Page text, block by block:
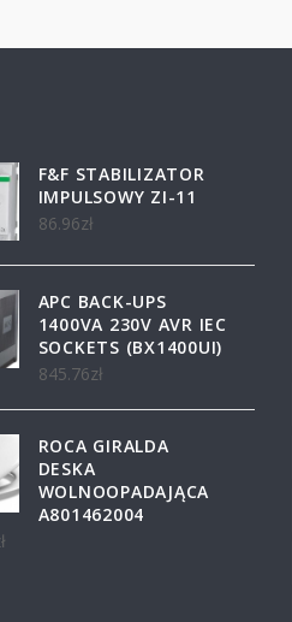
F&F STABILIZATOR
IMPULSOWY ZI-11
86.96zł
APC BACK-UPS
1400VA 230V AVR IEC
SOCKETS (BX1400UI)
845.76zł
ROCA GIRALDA
DESKA
WOLNOOPADAJĄCA
A801462004